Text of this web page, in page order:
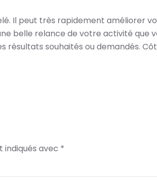
Il peut très rapidement améliorer
belle relance de votre activité que
résultats souhaités ou demandés.
indiqués avec *